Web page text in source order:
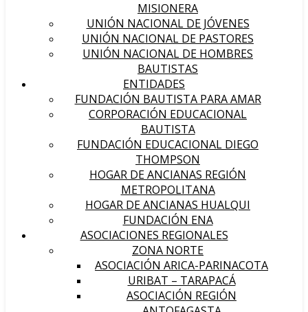
MISIONERA
UNIÓN NACIONAL DE JÓVENES
UNIÓN NACIONAL DE PASTORES
UNIÓN NACIONAL DE HOMBRES
BAUTISTAS
ENTIDADES
FUNDACIÓN BAUTISTA PARA AMAR
CORPORACIÓN EDUCACIONAL
BAUTISTA
FUNDACIÓN EDUCACIONAL DIEGO
THOMPSON
HOGAR DE ANCIANAS REGIÓN
METROPOLITANA
HOGAR DE ANCIANAS HUALQUI
FUNDACIÓN ENA
ASOCIACIONES REGIONALES
ZONA NORTE
ASOCIACIÓN ARICA-PARINACOTA
URIBAT – TARAPACÁ
ASOCIACIÓN REGIÓN